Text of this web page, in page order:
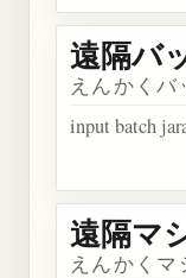
遠隔バ
えんかくバ
input batch
遠隔マ
えんかくマ